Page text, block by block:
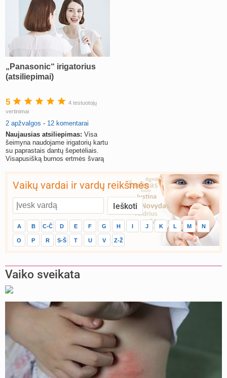
„Panasonic“ irigatorius
(atsiliepimai)
5
4 testuotojų
vertinimai
2 apžvalgos - 12 komentarai
Naujausias atsiliepimas: Visa
šeimyna naudojame irigatorių kartu
su paprastais dantų šepetėliais.
Visapusišką burnos ertmės švarą
Vaikų vardai ir vardų reikšmės
A B C-Č D E F G H I J K L M N
O P R S-Š T U V Z-Ž
Vaiko sveikata